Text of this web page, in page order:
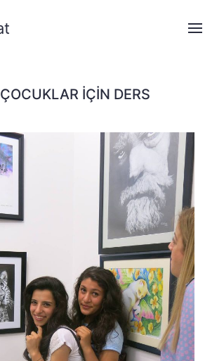
ÇOCUKLAR İÇIN DERS